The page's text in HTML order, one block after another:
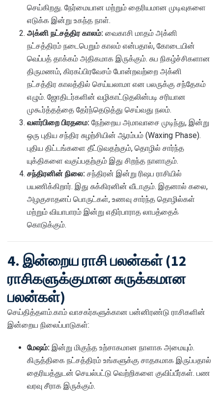
செய்கிறது. நேர்மையான மற்றும் தைரியமான முடிவுகளை
எடுக்க இன்று உகந்த நாள்.
அக்னி நட்சத்திர காலம்: வைகாசி மாதம் அக்னி
நட்சத்திரம் நடைபெறும் காலம் என்பதால், கோடையின்
வெப்பத் தாக்கம் அதிகமாக இருக்கும். சுப நிகழ்ச்சிகளான
திருமணம், கிரகப்பிரவேசம் போன்றவற்றை அக்னி
நட்சத்திர காலத்தில் செய்யலாமா என பலருக்கு சந்தேகம்
எழும். ஜோதிடர்களின் வழிகாட்டுதலின்படி சரியான
முகூர்த்தத்தை தேர்ந்தெடுத்து செய்வது நலம்.
வளர்பிறை பிரதமை: நேற்றைய அமாவாசை முடிந்து, இன்று
ஒரு புதிய சந்திர சுழற்சியின் ஆரம்பம் (Waxing Phase).
புதிய திட்டங்களை தீட்டுவதற்கும், தொழில் சார்ந்த
யுக்திகளை வகுப்பதற்கும் இது சிறந்த நாளாகும்.
சந்திரனின் நிலை: சந்திரன் இன்று ரிஷப ராசியில்
பயணிக்கிறார். இது சுக்கிரனின் வீடாகும். இதனால் கலை,
அழகுசாதனப் பொருட்கள், உணவு சார்ந்த தொழில்கள்
மற்றும் வியாபாரம் இன்று எதிர்பாராத லாபத்தைக்
கொடுக்கும்.
4. இன்றைய ராசி பலன்கள் (12
ராசிகளுக்குமான சுருக்கமான
பலன்கள்)
செய்தித்தளம்.காம் வாசகர்களுக்கான பன்னிரண்டு ராசிகளின்
இன்றைய நிலைப்பாடுகள்:
மேஷம்: இன்று மிகுந்த உற்சாகமான நாளாக அமையும்.
கிருத்திகை நட்சத்திரம் உங்களுக்கு சாதகமாக இருப்பதால்
தைரியத்துடன் செயல்பட்டு வெற்றிகளை குவிப்பீர்கள். பண
வரவு சீராக இருக்கும்.